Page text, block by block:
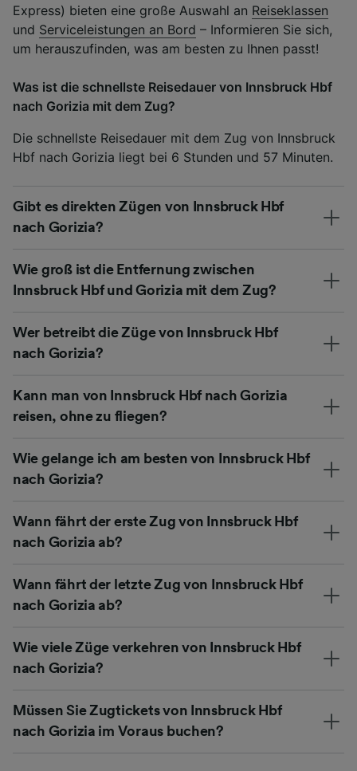
Express) bieten eine große Auswahl an Reiseklassen
und Serviceleistungen an Bord – Informieren Sie sich,
um herauszufinden, was am besten zu Ihnen passt!
Was ist die schnellste Reisedauer von Innsbruck Hbf
nach Gorizia mit dem Zug?
Die schnellste Reisedauer mit dem Zug von Innsbruck
Hbf nach Gorizia liegt bei 6 Stunden und 57 Minuten.
Gibt es direkten Zügen von Innsbruck Hbf
nach Gorizia?
Wie groß ist die Entfernung zwischen
Innsbruck Hbf und Gorizia mit dem Zug?
Wer betreibt die Züge von Innsbruck Hbf
nach Gorizia?
Kann man von Innsbruck Hbf nach Gorizia
reisen, ohne zu fliegen?
Wie gelange ich am besten von Innsbruck Hbf
nach Gorizia?
Wann fährt der erste Zug von Innsbruck Hbf
nach Gorizia ab?
Wann fährt der letzte Zug von Innsbruck Hbf
nach Gorizia ab?
Wie viele Züge verkehren von Innsbruck Hbf
nach Gorizia?
Müssen Sie Zugtickets von Innsbruck Hbf
nach Gorizia im Voraus buchen?